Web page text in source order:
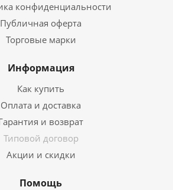
конфиденциальности
Публичная оферта
Торговые марки
Информация
Как купить
Оплата и доставка
и возврат
Типовой договор
Акции и скидки
Помощь